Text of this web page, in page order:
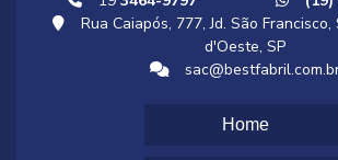
Rua Caiapós, 777, Jd. São
d'Oeste, SP
Home